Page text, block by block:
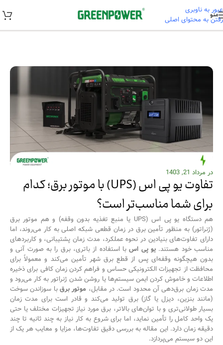
عبور به ناوبری
رفتن به محتوای اصلی
منو
خانه/ راهنمای خرید و نصب
در مرداد 21, 1403
تفاوت یو پی اس (UPS) با موتور برق؛ کدام
برای شما مناسب‌تر است؟
هم دستگاه یو پی اس (UPS یا منبع تغذیه بدون وقفه) و هم موتور برق
(ژنراتور) به منظور تأمین برق در زمان قطعی شبکه اصلی به کار می‌روند، اما
دارای تفاوت‌های بنیادین در نحوه عملکرد، مدت زمان پشتیبانی، و کاربردهای
مناسب خود هستند. یو پی اسبا استفاده از باتری، برق را به صورت آنی و
بدون هیچگونه وقفه‌ای پس از قطع برق شهر تأمین می‌کند و معمولاً برای
محافظت از تجهیزات الکترونیکی حساس و فراهم کردن زمان کافی برای ذخیره
اطلاعات و خاموش کردن ایمن سیستم‌ها یا روشن شدن ژنراتور به کار می‌رود و
مدت زمان برق‌دهی آن محدود است. در مقابل، موتور برقبا سوزاندن سوخت
(مانند بنزین، دیزل یا گاز) برق تولید می‌کند و قادر است برای مدت زمان
بسیار طولانی‌تری و با توان‌های بالاتر، برق مورد نیاز تجهیزات مختلف یا حتی
یک واحد کامل را تأمین نماید، اما برای شروع به کار نیاز به چند ثانیه تا چند
دقیقه زمان دارد. این مقاله به بررسی دقیق تفاوت‌ها، مزایا و معایب هر یک از
این دو سیستم می‌پردازد.